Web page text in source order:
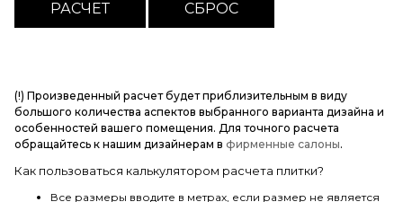
(!) Произведенный расчет будет приблизительным в виду
большого количества аспектов выбранного варианта дизайна и
особенностей вашего помещения. Для точного расчета
обращайтесь к нашим дизайнерам в фирменные салоны.
Как пользоваться калькулятором расчета плитки?
Все размеры вводите в метрах, если размер не является